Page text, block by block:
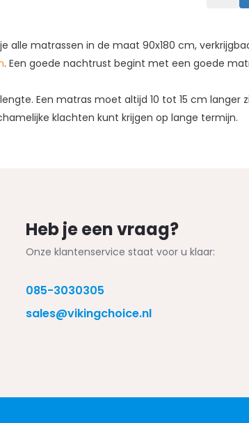
alle matrassen in de maat 90x180 cm,
. Een goede nachtrust begint met een goede
Een matras moet altijd 10 tot 15 cm
klachten kunt krijgen op lange termijn.
Heb je een vraag?
Onze klantenservice staat voor u klaar:
085-3030305
sales@vikingchoice.nl